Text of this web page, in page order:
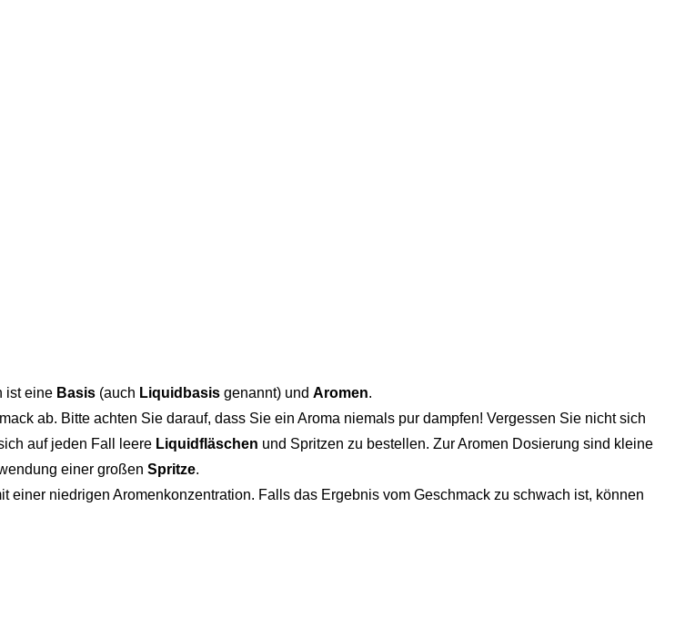
ist eine Basis (auch Liquidbasis genannt) und Aromen.
ab. Bitte achten Sie darauf, dass Sie ein Aroma niemals pur dampfen! Vergessen Sie nicht sich
auf jeden Fall leere Liquidfläschen und Spritzen zu bestellen. Zur Aromen Dosierung sind kleine
einer großen Spritze.
niedrigen Aromenkonzentration. Falls das Ergebnis vom Geschmack zu schwach ist, können